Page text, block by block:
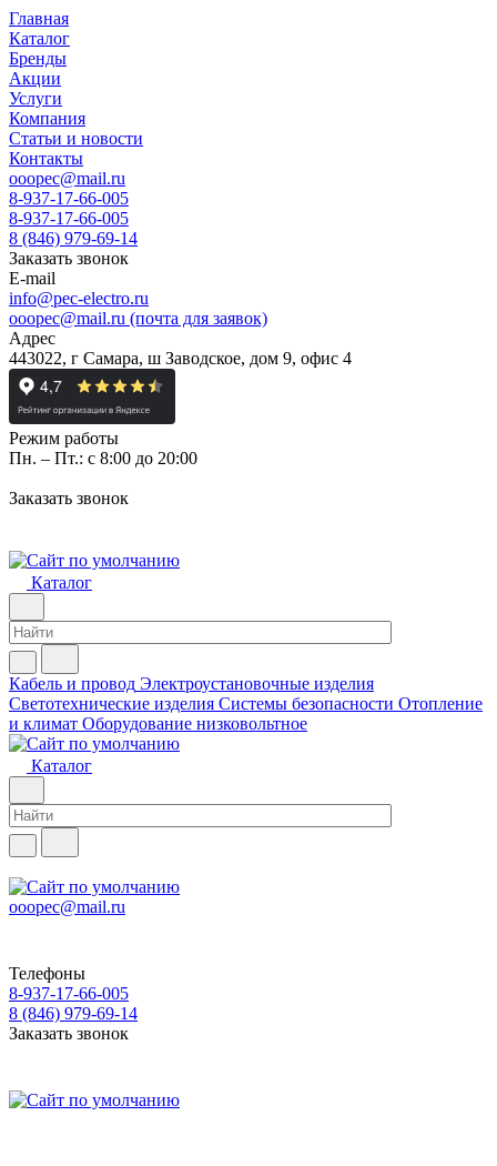
Главная
Каталог
Бренды
Акции
Услуги
Компания
Статьи и новости
Контакты
ooopec@mail.ru
8-937-17-66-005
8-937-17-66-005
8 (846) 979-69-14
Заказать звонок
E-mail
info@pec-electro.ru
ooopec@mail.ru (почта для заявок)
Адрес
443022, г Самара, ш Заводское, дом 9, офис 4
Режим работы
Пн. – Пт.: с 8:00 до 20:00
Заказать звонок
Каталог
Кабель и провод Электроустановочные изделия
Светотехнические изделия Системы безопасности Отопление
и климат Оборудование низковольтное
Каталог
ooopec@mail.ru
Телефоны
8-937-17-66-005
8 (846) 979-69-14
Заказать звонок